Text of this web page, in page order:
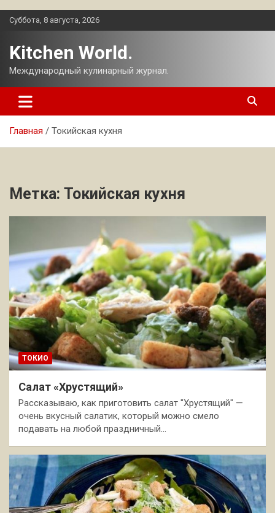
Перейти
Суббота, 8 августа, 2026
Kitchen World.
Международный кулинарный журнал.
Главная Токийская кухня
Метка: Токийская кухня
ТОКИО
Салат «Хрустящий»
Рассказываю, как приготовить салат "Хрустящий" —
очень вкусный салатик, который можно смело
подавать на любой праздничный…